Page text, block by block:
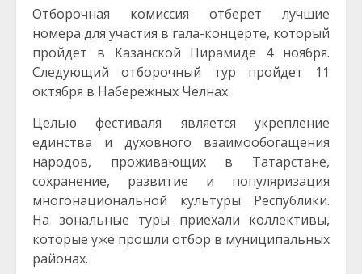
Отборочная комиссия отберет лучшие
номера для участия в гала-концерте, который
пройдет в Казанской Пирамиде 4 ноября.
Следующий отборочный тур пройдет 11
октября в Набережных Челнах.
Целью фестиваля является укрепление
единства и духовного взаимообогащения
народов, проживающих в Татарстане,
сохранение, развитие и популяризация
многонациональной культуры Республики.
На зональные туры приехали коллективы,
которые уже прошли отбор в муниципальных
районах.